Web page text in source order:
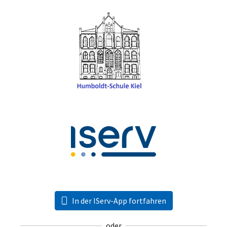
In der IServ-App fortfahren